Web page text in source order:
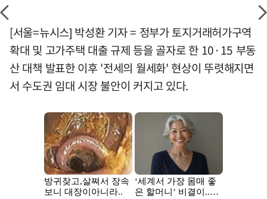
[서울=뉴시스] 박성환 기자 = 정부가 토지거래허가구역
확대 및 고가주택 대출 규제 등을 골자로 한 10·15 부동
산 대책 발표한 이후 '전세의 월세화' 현상이 뚜렷해지면
서 수도권 임대 시장 불안이 커지고 있다.